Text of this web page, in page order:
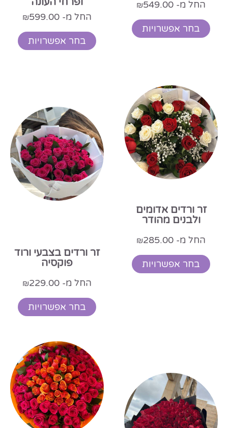
החל מ- ₪549.00
בחר אפשרויות
החל מ- ₪599.00
בחר אפשרויות
זר ורדים אדומים
ולבנים מהודר
החל מ- ₪285.00
בחר אפשרויות
זר ורדים בצבעי ורוד
פוקסיה
החל מ- ₪229.00
בחר אפשרויות